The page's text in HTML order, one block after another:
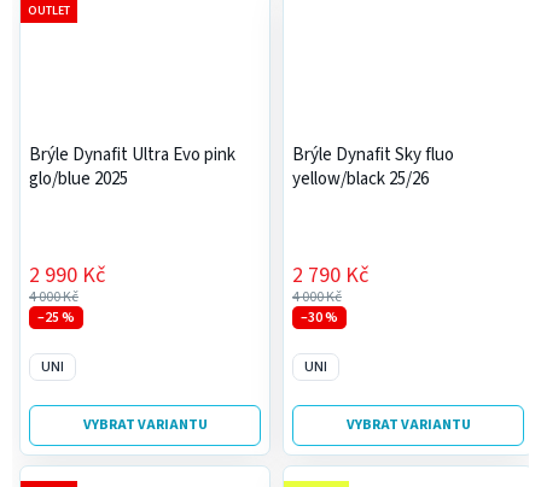
Brýle Dynafit Ultra Evo pink
glo/blue 2025
4 000 Kč
2 990 Kč
–25 %
VYBRAT VARIANTU
OUTLET
UNI
Brýle Dynafit Sky fluo
yellow/black 25/26
4 000 Kč
2 790 Kč
–30 %
VYBRAT VARIANTU
UNI